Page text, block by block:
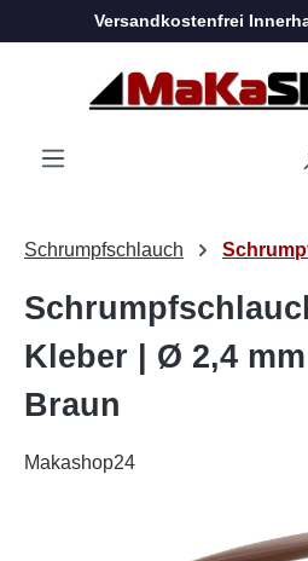
Zum Hauptinhalt springen
Versandkostenfrei
Schrumpfschlauch
Kleber | Ø 2,4 mm
Braun
Makashop24